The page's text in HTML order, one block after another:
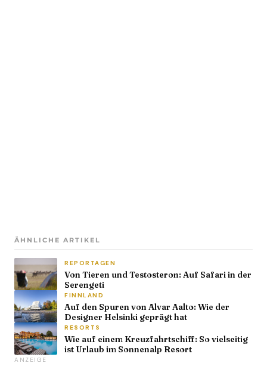
ÄHNLICHE ARTIKEL
REPORTAGEN
Von Tieren und Testosteron: Auf Safari in der
Serengeti
FINNLAND
Auf den Spuren von Alvar Aalto: Wie der
Designer Helsinki geprägt hat
RESORTS
Wie auf einem Kreuzfahrtschiff: So vielseitig
ist Urlaub im Sonnenalp Resort
ANZEIGE